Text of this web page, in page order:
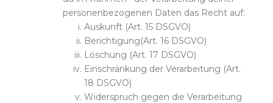
personenbezogenen Daten das Recht auf:
Auskunft (Art. 15 DSGVO)
Berichtigung(Art. 16 DSGVO)
Löschung (Art. 17 DSGVO)
Einschränkung der Verarbeitung (Art.
18 DSGVO)
Widerspruch gegen die Verarbeitung